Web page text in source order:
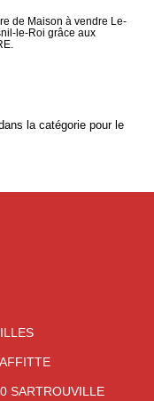
de Maison à vendre Le-
le-Roi grâce aux
la catégorie pour le
SARTROUVILLE